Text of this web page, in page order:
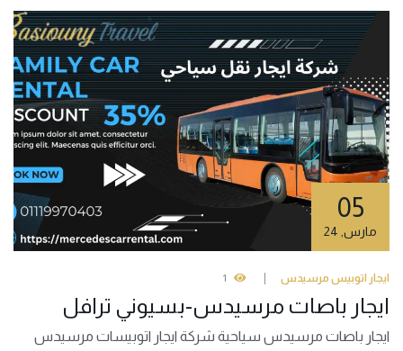
05
مارس
ايجار اتوبيس مرسيدس 1
ايجار باصات مرسيدس-بسيوني ترافل
ايجار باصات مرسيدس سياحية شركة ايجار اتوبيسات مرسيدس